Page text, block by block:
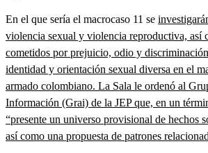
En el que sería el macrocaso 11 se
violencia sexual y violencia reproductiva, así
cometidos por prejuicio, odio y
identidad y orientación sexual diversa en el
armado colombiano. La Sala le ordenó al
Información (Grai) de la JEP que, en un
“presente un universo provisional de hechos
así como una propuesta de patrones